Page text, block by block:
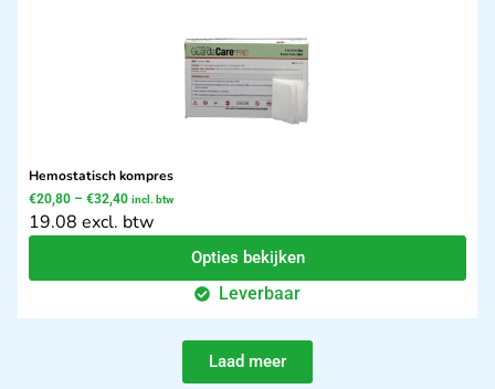
Hemostatisch kompres
€20,80 – €32,40 incl. btw
19.08 excl. btw
Opties bekijken
Leverbaar
Laad meer